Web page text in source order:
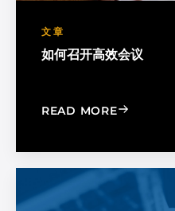
文章
如何召开高效会议
READ MORE: HOW